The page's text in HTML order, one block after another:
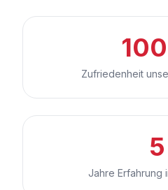
Zufriedenheit
5
Jahre Erfahrung